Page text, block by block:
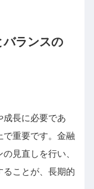
バランスの
成長に必要であ
で重要です。金融
見直しを行い、
ことが、長期的